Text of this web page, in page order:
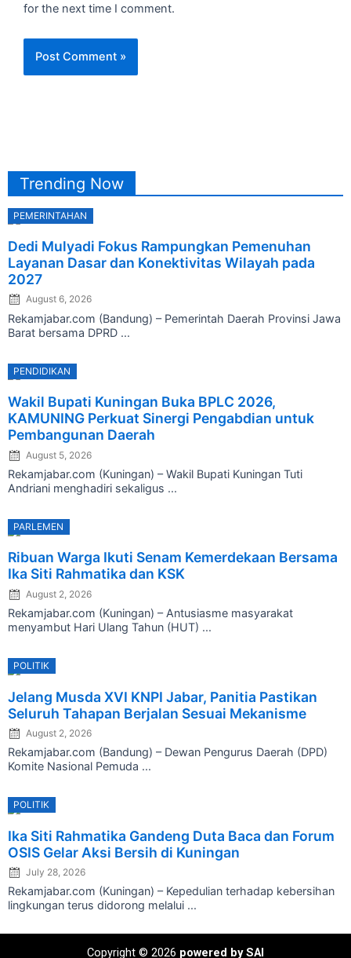
for the next time I comment.
Trending Now
PEMERINTAHAN
Dedi Mulyadi Fokus Rampungkan Pemenuhan
Layanan Dasar dan Konektivitas Wilayah pada
2027
on
August 6, 2026
Rekamjabar.com (Bandung) – Pemerintah Daerah Provinsi Jawa
Barat bersama DPRD ...
PENDIDIKAN
Wakil Bupati Kuningan Buka BPLC 2026,
KAMUNING Perkuat Sinergi Pengabdian untuk
Pembangunan Daerah
on
August 5, 2026
Rekamjabar.com (Kuningan) – Wakil Bupati Kuningan Tuti
Andriani menghadiri sekaligus ...
PARLEMEN
Ribuan Warga Ikuti Senam Kemerdekaan Bersama
Ika Siti Rahmatika dan KSK
on
August 2, 2026
Rekamjabar.com (Kuningan) – Antusiasme masyarakat
menyambut Hari Ulang Tahun (HUT) ...
POLITIK
Jelang Musda XVI KNPI Jabar, Panitia Pastikan
Seluruh Tahapan Berjalan Sesuai Mekanisme
on
August 2, 2026
Rekamjabar.com (Bandung) – Dewan Pengurus Daerah (DPD)
Komite Nasional Pemuda ...
POLITIK
Ika Siti Rahmatika Gandeng Duta Baca dan Forum
OSIS Gelar Aksi Bersih di Kuningan
on
July 28, 2026
Rekamjabar.com (Kuningan) – Kepedulian terhadap kebersihan
lingkungan terus didorong melalui ...
Copyright © 2026 powered by SAI